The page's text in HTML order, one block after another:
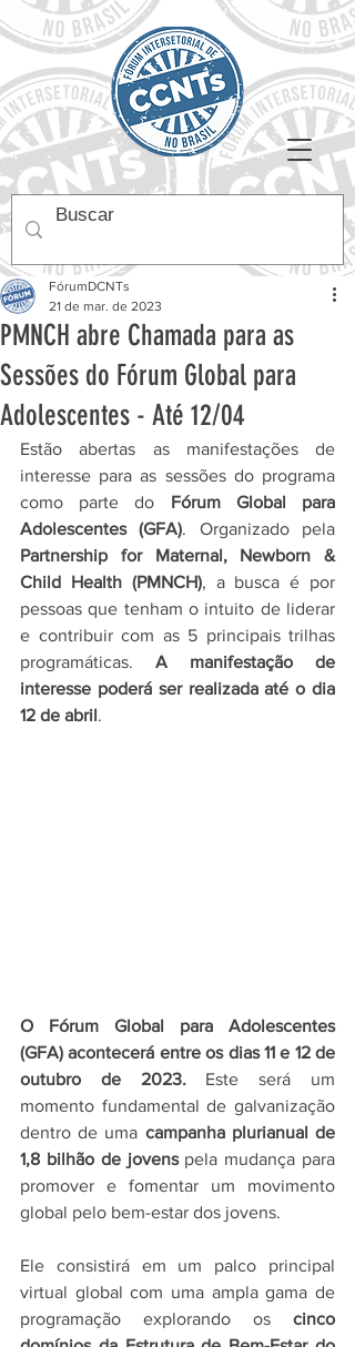
PMNCH abre Chamada para as
Sessões do Fórum Global para
Adolescentes - Até 12/04
FórumDCNTs
21 de mar. de 2023
Estão abertas as manifestações de
interesse para as sessões do programa
como parte do Fórum Global para
Adolescentes (GFA)
Partnership for Maternal, Newborn &
Child Health (PMNCH), a busca é por
pessoas que tenham o intuito de liderar
e contribuir com as 5 principais trilhas
programáticas. A manifestação de
interesse poderá ser realizada até o dia
12 de abril.
O Fórum Global para Adolescentes
(GFA) acontecerá entre os dias 11 e 12 de
outubro de 2023. Este será um
momento fundamental de galvanização
dentro de uma campanha plurianual de
1,8 bilhão de jovens pela mudança para
promover e fomentar um movimento
global pelo bem-estar dos jovens.
Ele consistirá em um palco principal
virtual global com uma ampla gama de
programação explorando os cinco